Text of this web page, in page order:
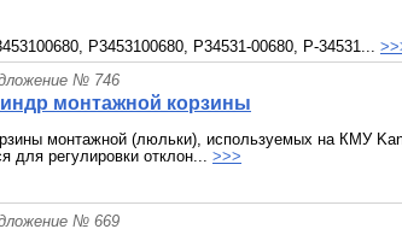
P3453100680, P34531-00680, P-34531...
№ 746
монтажной корзины
монтажной (люльки), используемых на КМУ
для регулировки отклон... >>>
№ 669